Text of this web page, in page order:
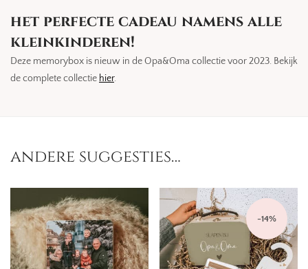
het perfecte cadeau namens alle
kleinkinderen!
Deze memorybox is nieuw in de Opa&Oma collectie voor 2023. Bekijk
de complete collectie hier.
andere suggesties…
-14%